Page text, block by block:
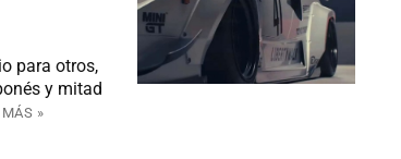
para otros,
y mitad
MÁS »